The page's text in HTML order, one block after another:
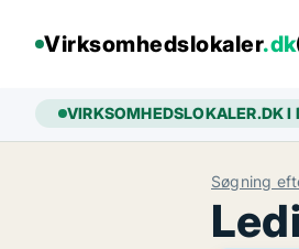
Virksomhedslokaler.dk
VIRKSOMHEDSLOKALER.DK I
Søgning